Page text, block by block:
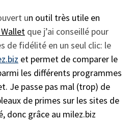
un outil très utile en
que j’ai conseillé pour
de fidélité en un seul clic: le
et permet de comparer le
les différents programmes
Je passe pas mal (trop) de
de primes sur les sites de
donc grâce au milez.biz